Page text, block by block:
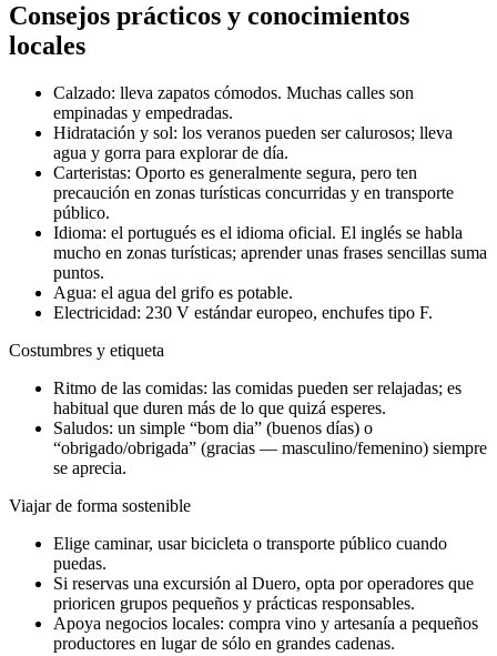
Consejos prácticos y conocimientos
locales
Calzado: lleva zapatos cómodos. Muchas calles son
empinadas y empedradas.
Hidratación y sol: los veranos pueden ser calurosos; lleva
agua y gorra para explorar de día.
Carteristas: Oporto es generalmente segura, pero ten
precaución en zonas turísticas concurridas y en transporte
público.
Idioma: el portugués es el idioma oficial. El inglés se habla
mucho en zonas turísticas; aprender unas frases sencillas suma
puntos.
Agua: el agua del grifo es potable.
Electricidad: 230 V estándar europeo, enchufes tipo F.
Costumbres y etiqueta
Ritmo de las comidas: las comidas pueden ser relajadas; es
habitual que duren más de lo que quizá esperes.
Saludos: un simple “bom dia” (buenos días) o
“obrigado/obrigada” (gracias — masculino/femenino) siempre
se aprecia.
Viajar de forma sostenible
Elige caminar, usar bicicleta o transporte público cuando
puedas.
Si reservas una excursión al Duero, opta por operadores que
prioricen grupos pequeños y prácticas responsables.
Apoya negocios locales: compra vino y artesanía a pequeños
productores en lugar de sólo en grandes cadenas.